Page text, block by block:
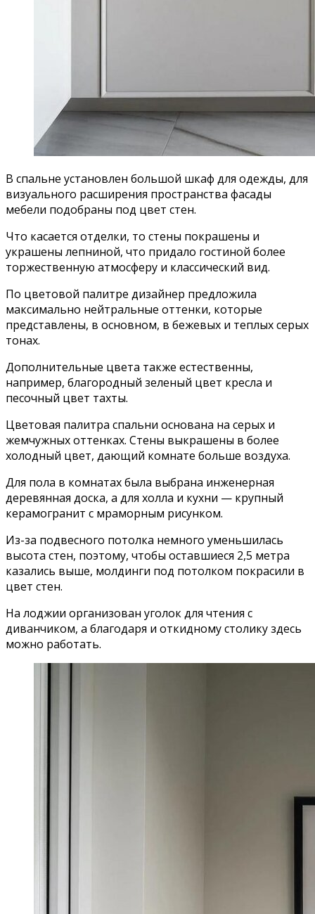
В спальне установлен большой шкаф для одежды, для
визуального расширения пространства фасады
мебели подобраны под цвет стен.
Что касается отделки, то стены покрашены и
украшены лепниной, что придало гостиной более
торжественную атмосферу и классический вид.
По цветовой палитре дизайнер предложила
максимально нейтральные оттенки, которые
представлены, в основном, в бежевых и теплых серых
тонах.
Дополнительные цвета также естественны,
например, благородный зеленый цвет кресла и
песочный цвет тахты.
Цветовая палитра спальни основана на серых и
жемчужных оттенках. Стены выкрашены в более
холодный цвет, дающий комнате больше воздуха.
Для пола в комнатах была выбрана инженерная
деревянная доска, а для холла и кухни — крупный
керамогранит с мраморным рисунком.
Из-за подвесного потолка немного уменьшилась
высота стен, поэтому, чтобы оставшиеся 2,5 метра
казались выше, молдинги под потолком покрасили в
цвет стен.
На лоджии организован уголок для чтения с
диванчиком, а благодаря и откидному столику здесь
можно работать.